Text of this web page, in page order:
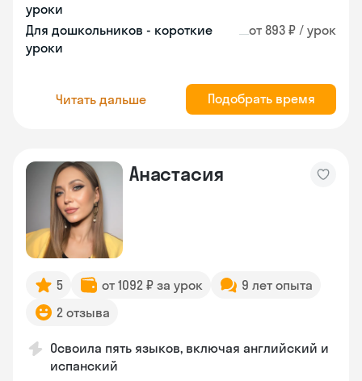
уроки
Для дошкольников - короткие
уроки
от 893 ₽ / урок
Читать дальше Подобрать время
Анастасия
5 от 1092 ₽ за урок
9 лет опыта
2 отзыва
Освоила пять языков, включая английский и
испанский